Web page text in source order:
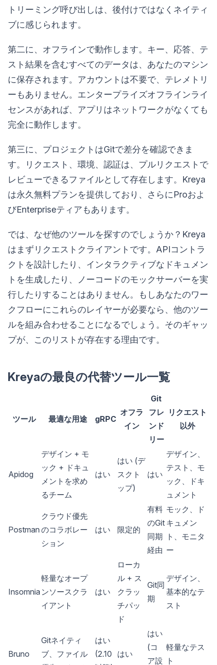
トリーミング呼び出しは、後付けではなくネイティ
ブに感じられます。
第二に、オフラインで動作します。キー、応答、テ
スト結果を含むすべてのデータは、あなたのマシン
に保存されます。アカウントは不要で、テレメトリ
ーもありません。エンタープライズオフラインライ
センスがあれば、アプリはネットワークがなくても
完全に動作します。
第三に、プロジェクトはGitで差分を確認できま
す。リクエスト、環境、認証は、プルリクエストで
レビューできるファイルとして存在します。Kreya
は永久無料プランを提供しており、さらにProおよ
びEnterpriseティアもあります。
では、なぜ他のツールを探すのでしょうか？Kreya
はまずリクエストクライアントです。APIコントラ
クトを設計したり、インタラクティブなドキュメン
トを生成したり、ノーコードのモックサーバーを実
行したりすることはありません。もしあなたのワー
クフローにこれらのレイヤーが必要なら、他のツー
ルを組み合わせることになるでしょう。そのギャッ
プが、このリストが存在する理由です。
Kreyaの最良の代替ツール一覧
ツール 最適な用途 gRPC
オフラ
イン
Git
フレ
ンド
リー
リクエスト
以外
Apidog
デザイン + モ
ック + ドキュ
メントを求め
るチーム
はい
はい (デ
スクト
ップ)
はい
デザイン、
テスト、モ
ック、ドキ
ュメント
Postman
クラウド優先
のコラボレー
ション
はい 限定的
有料
のGit
同期
経由
モック、ド
キュメン
ト、モニタ
ー
Insomnia
軽量なオープ
ンソースクラ
イアント
はい
ローカ
ル + ス
クラッ
チパッ
ド
Git同
期
デザイン、
基本的なテ
スト
Bruno
Gitネイティ
ブ、ファイル
はい
(2.10
はい
はい
(コ
ア設
軽量なテス
ト